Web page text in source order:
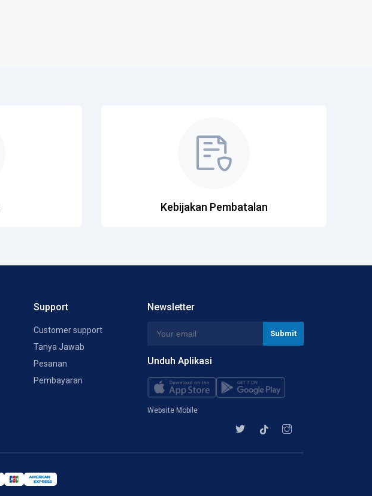
Kebijakan Pembatalan
Support
Customer support
Tanya Jawab
Pesanan
Pembayaran
Newsletter
Unduh Aplikasi
Website Mobile